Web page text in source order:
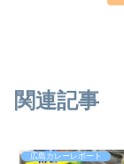
関連記事
広島カレーレポート